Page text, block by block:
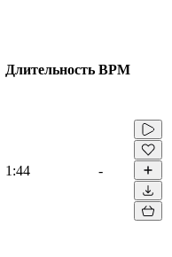
Длительность BPM
1:44 -